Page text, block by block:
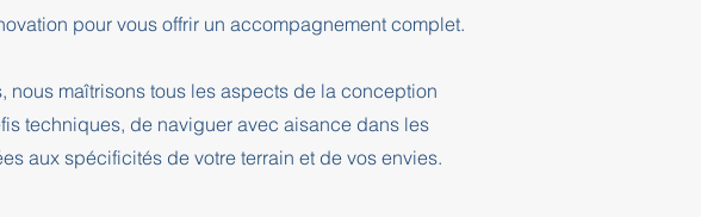
pour vous offrir un accompagnement complet.
maîtrisons tous les aspects de la conception
techniques, de naviguer avec aisance dans les
aux spécificités de votre terrain et de vos envies.